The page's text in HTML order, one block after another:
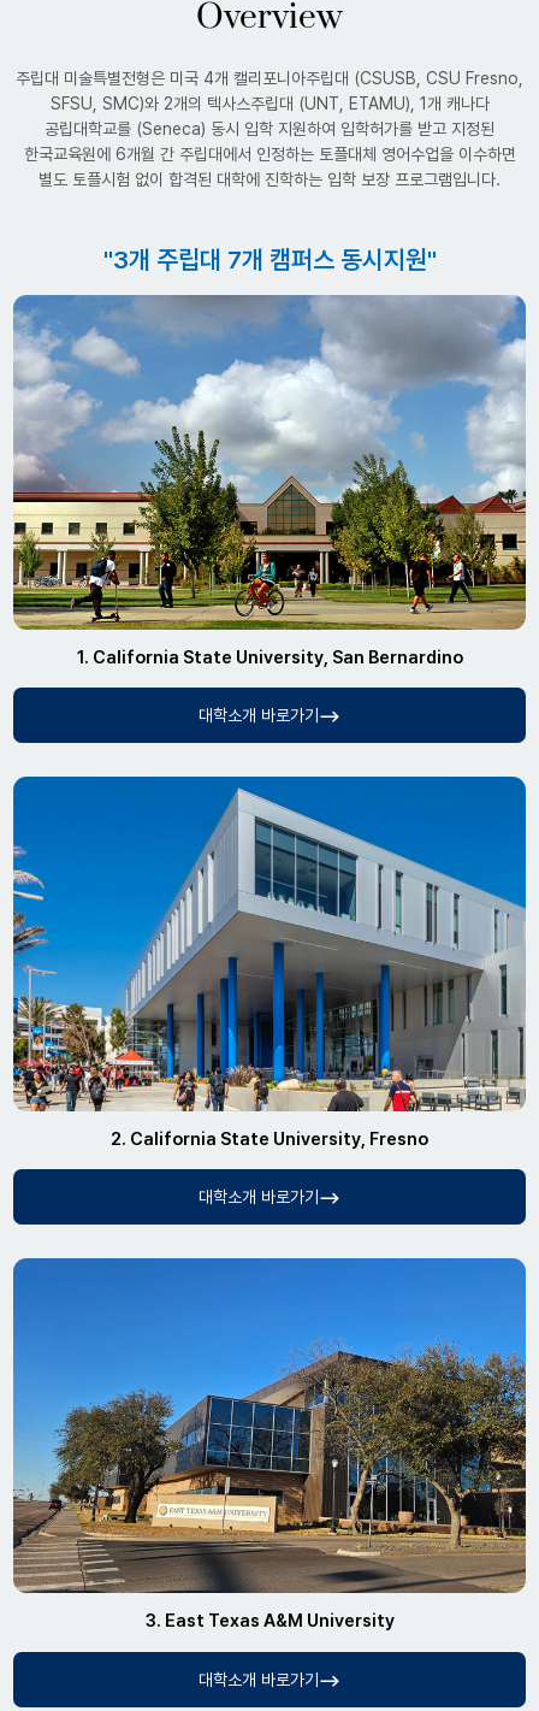
Overview
주립대 미술특별전형은 미국 4개 캘리포니아주립대 (CSUSB, CSU Fresno,
SFSU, SMC)와 2개의 텍사스주립대 (UNT, ETAMU), 1개 캐나다
공립대학교를 (Seneca) 동시 입학 지원하여 입학허가를 받고 지정된
한국교육원에 6개월 간 주립대에서 인정하는 토플대체 영어수업을 이수하면
별도 토플시험 없이 합격된 대학에 진학하는 입학 보장 프로그램입니다.
"3개 주립대 7개 캠퍼스 동시지원"
1. California State University, San Bernardino
대학소개 바로가기
2. California State University, Fresno
대학소개 바로가기
3. East Texas A&M University
대학소개 바로가기